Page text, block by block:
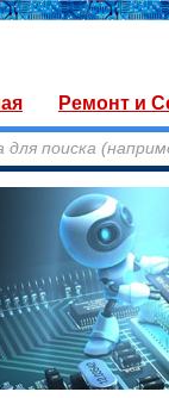
Ремонт и